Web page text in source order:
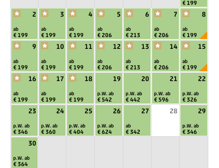
€ 199
2
ab
€ 199
3
ab
€ 199
4
ab
€ 199
5
ab
€ 206
6
ab
€ 213
7
ab
€ 206
8
ab
€ 199
9
ab
€ 199
10
ab
€ 199
11
ab
€ 199
12
ab
€ 206
13
ab
€ 213
14
ab
€ 206
15
ab
€ 199
16
ab
€ 199
17
ab
€ 199
18
ab
€ 199
19
p.W. ab
€ 542
20
p.W. ab
€ 442
21
p.W. ab
€ 596
22
p.W. ab
€ 326
23
p.W. ab
€ 346
24
p.W. ab
€ 360
25
p.W. ab
€ 404
26
p.W. ab
€ 624
27
ab
€ 342
28 29
p.W. ab
€ 346
30
p.W. ab
€ 364